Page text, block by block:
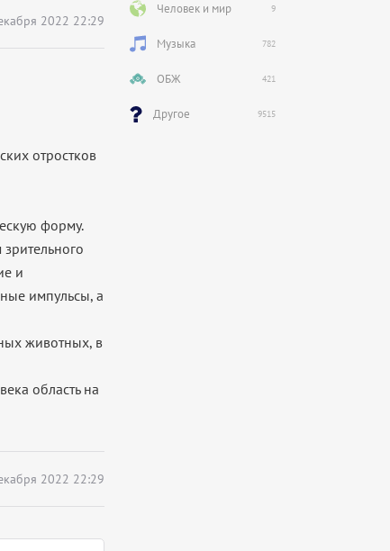
2022 22:29
отростков
форму.
зрительного
и
импульсы, а
животных, в
область на
2022 22:29
Человек и мир 9
Музыка 782
ОБЖ 421
Другое 9515